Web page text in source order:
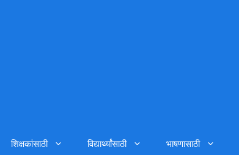
शिक्षकांसाठी विद्यार्थ्यांसाठी भाषणासाठी